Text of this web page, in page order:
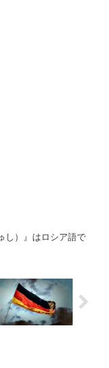
し）』はロシア語で